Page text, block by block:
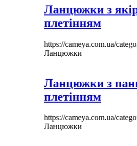
Ланцюжки з
плетінням
https://cameya.com.ua/
Ланцюжки
Ланцюжки з
плетінням
https://cameya.com.ua/
Ланцюжки